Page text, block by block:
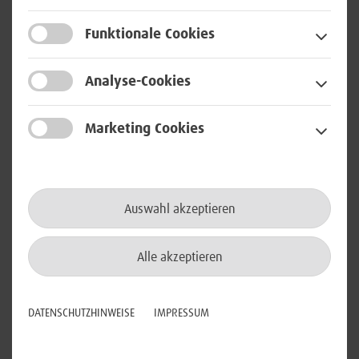
Funktionale Cookies
Analyse-Cookies
Marketing Cookies
Auswahl akzeptieren
Alle akzeptieren
DATENSCHUTZHINWEISE IMPRESSUM
Auszeichnung für innovative Unternehmen im Mittelstand
und einziger Wettbewerb für Innovationsmanagement.
Die Auszeichnung überreichte der BWI der bekannte
Wissenschaftsjournalist Ranga Yogeshwar auf dem
Deutschen Mittelstands-Summit in Frankfurt. Er begleitet
die Top-100-Veranstaltung bereits seit mehreren Jahren als